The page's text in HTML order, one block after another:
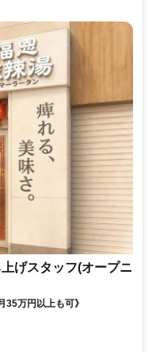
げスタッフ(オープニ
万円以上も可》